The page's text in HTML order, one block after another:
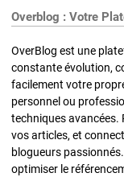
Overblog : Votre
OverBlog est une
constante évolution,
facilement votre
personnel ou
techniques avancées.
vos articles, et
blogueurs
optimiser le